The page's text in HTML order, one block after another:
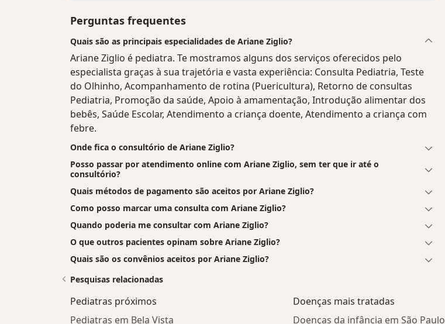
Perguntas frequentes
Quais são as principais especialidades de Ariane Ziglio?
Ariane Ziglio é pediatra. Te mostramos alguns dos serviços oferecidos pelo
especialista graças à sua trajetória e vasta experiência: Consulta Pediatria, Teste
do Olhinho, Acompanhamento de rotina (Puericultura), Retorno de consultas
Pediatria, Promoção da saúde, Apoio à amamentação, Introdução alimentar dos
bebês, Saúde Escolar, Atendimento a criança doente, Atendimento a criança com
febre.
Onde fica o consultório de Ariane Ziglio?
Posso passar por atendimento online com Ariane Ziglio, sem ter que ir até o
consultório?
Quais métodos de pagamento são aceitos por Ariane Ziglio?
Como posso marcar uma consulta com Ariane Ziglio?
Quando poderia me consultar com Ariane Ziglio?
O que outros pacientes opinam sobre Ariane Ziglio?
Quais são os convênios aceitos por Ariane Ziglio?
Pesquisas relacionadas
Pediatras próximos
Pediatras em Bela Vista
Doenças mais tratadas
Doenças da infância em São Paulo